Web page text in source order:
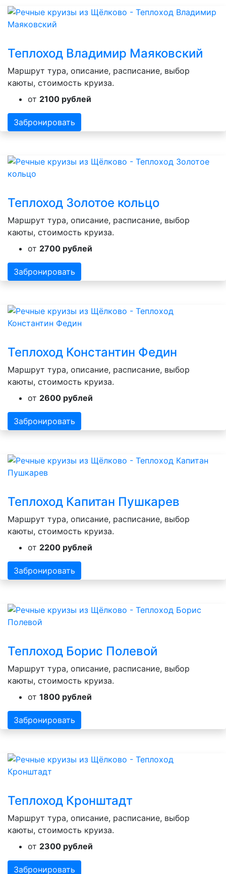
Теплоход Владимир Маяковский
Маршрут тура, описание, расписание, выбор
каюты, стоимость круиза.
от 2100 рублей
Забронировать
Теплоход Золотое кольцо
Маршрут тура, описание, расписание, выбор
каюты, стоимость круиза.
от 2700 рублей
Забронировать
Теплоход Константин Федин
Маршрут тура, описание, расписание, выбор
каюты, стоимость круиза.
от 2600 рублей
Забронировать
Теплоход Капитан Пушкарев
Маршрут тура, описание, расписание, выбор
каюты, стоимость круиза.
от 2200 рублей
Забронировать
Теплоход Борис Полевой
Маршрут тура, описание, расписание, выбор
каюты, стоимость круиза.
от 1800 рублей
Забронировать
Теплоход Кронштадт
Маршрут тура, описание, расписание, выбор
каюты, стоимость круиза.
от 2300 рублей
Забронировать